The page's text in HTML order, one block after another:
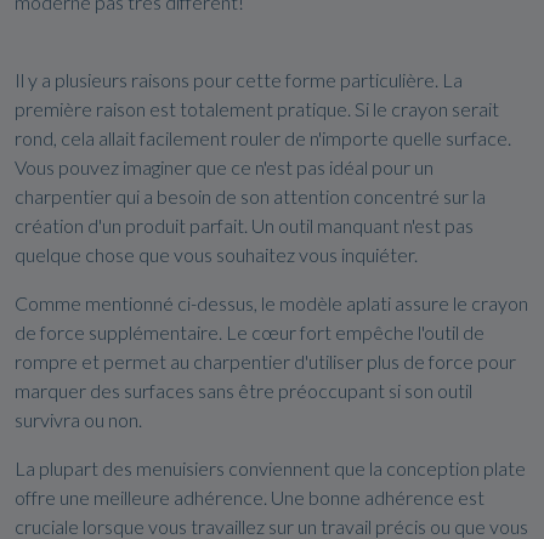
Il y a plusieurs raisons pour cette forme particulière. La
première raison est totalement pratique. Si le crayon serait
rond, cela allait facilement rouler de n'importe quelle surface.
Vous pouvez imaginer que ce n'est pas idéal pour un
charpentier qui a besoin de son attention concentré sur la
création d'un produit parfait. Un outil manquant n'est pas
quelque chose que vous souhaitez vous inquiéter.
Comme mentionné ci-dessus, le modèle aplati assure le crayon
de force supplémentaire. Le cœur fort empêche l'outil de
rompre et permet au charpentier d'utiliser plus de force pour
marquer des surfaces sans être préoccupant si son outil
survivra ou non.
La plupart des menuisiers conviennent que la conception plate
offre une meilleure adhérence. Une bonne adhérence est
cruciale lorsque vous travaillez sur un travail précis ou que vous